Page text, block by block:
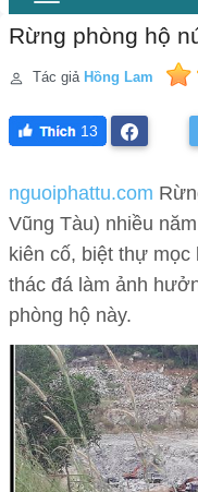
Rừng phòng hộ
Tác giả Hồng Lam
13
nguoiphattu.com
Vũng Tàu) nhiều
kiên cố, biệt thự mọc
thác đá làm ảnh
phòng hộ này.